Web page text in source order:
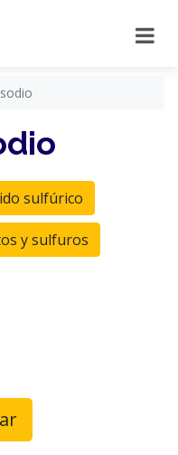
sulfúrico
y sulfuros